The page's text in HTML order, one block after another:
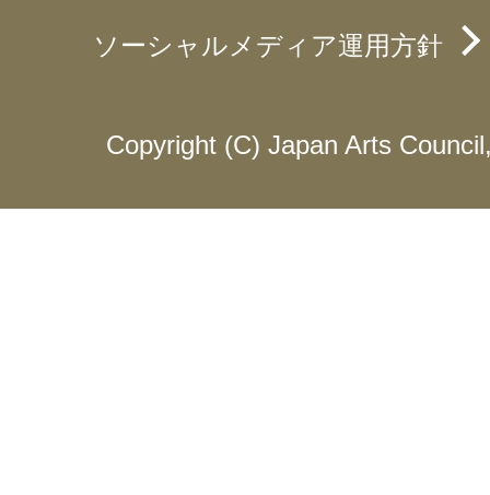
ソーシャルメディア運用方針
Copyright (C) Japan Arts